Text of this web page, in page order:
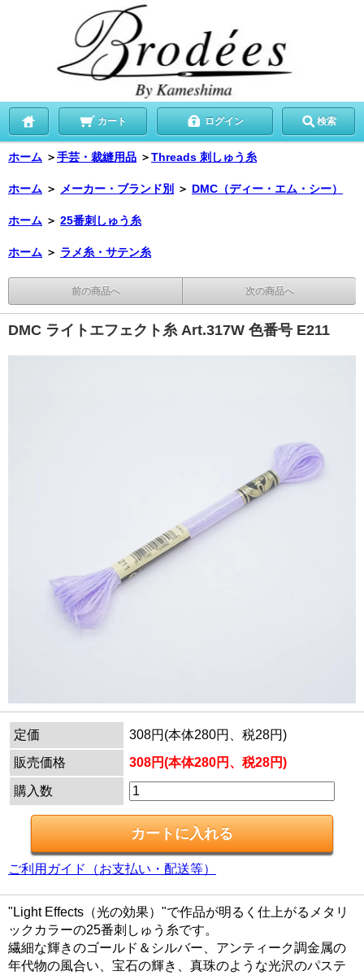
カート ログイン 検索
ホーム ＞手芸・裁縫用品 ＞Threads 刺しゅう糸
ホーム ＞ メーカー・ブランド別 ＞ DMC（ディー・エム・シー）
ホーム ＞ 25番刺しゅう糸
ホーム ＞ ラメ糸・サテン糸
前の商品へ 次の商品へ
DMC ライトエフェクト糸 Art.317W 色番号 E211
定価
308円(本体280円、税28円)
販売価格
308円(本体280円、税28円)
購入数
ご利用ガイド（お支払い・配送等）
"Light Effects（光の効果）"で作品が明るく仕上がるメタリ
ックカラーの25番刺しゅう糸です。
繊細な輝きのゴールド＆シルバー、アンティーク調金属の
年代物の風合い、宝石の輝き、真珠のような光沢のパステ